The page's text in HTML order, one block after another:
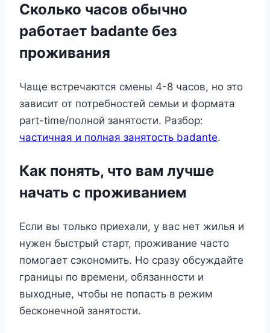
Сколько часов обычно
работает badante без
проживания
Чаще встречаются смены 4-8 часов, но это
зависит от потребностей семьи и формата
part-time/полной занятости. Разбор:
частичная и полная занятость badante.
Как понять, что вам лучше
начать с проживанием
Если вы только приехали, у вас нет жилья и
нужен быстрый старт, проживание часто
помогает сэкономить. Но сразу обсуждайте
границы по времени, обязанности и
выходные, чтобы не попасть в режим
бесконечной занятости.